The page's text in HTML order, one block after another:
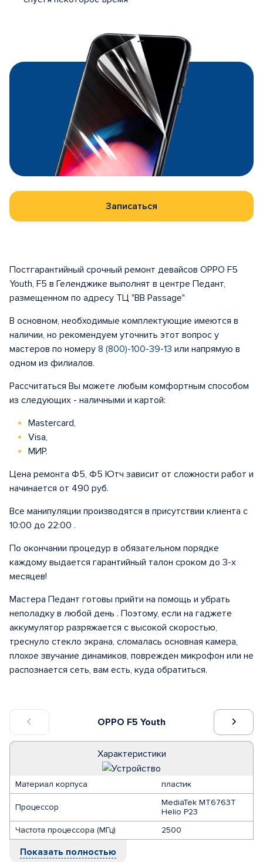
Записаться
OPPO F5 Youth
Характеристики
Материал корпуса пластик
Процессор
MediaTek MT6763T
Helio P23
Частота процессора (МГц)
2500
Показать полностью
Постгарантийный срочный ремонт девайсов OPPO F5
Youth, F5 в Геленджике выполнят в центре Педант,
размещенном по адресу ТЦ "BB Passage"
В основном, необходимые комплектующие имеются в
наличии, но рекомендуем уточнить этот вопрос у
мастеров по номеру 8 (800)-100-39-13 или напрямую в
одном из филиалов.
Рассчитаться Вы можете любым комфортным способом
из следующих - наличными и картой:
Mastercard,
Visa,
МИР.
Цена ремонта Ф5, Ф5 Ютч зависит от сложности работ и
начинается от 490 руб.
Все манипуляции производятся в присутствии клиента с
10:00 до 22:00 .
По окончании процедур в обязательном порядке
каждому выдается гарантийный талон сроком до 3-х
месяцев!
Мастера Педант готовы прийти на помощь и убрать
неполадку в любой день . Поэтому, если на гаджете
аккумулятор разряжается с высокой скоростью,
треснуло стекло экрана, сломалась основная камера,
плохое звучание динамиков, поврежден микрофон или не
распознается сеть, вам есть, куда обратиться.